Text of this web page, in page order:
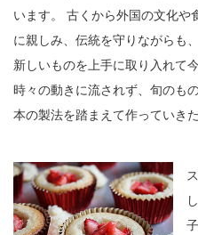
います。 古くから外国の文化や
に親しみ、伝統を守りながらも、
新しいものを上手に取り入れて
時々の動きに流されず、旬のも
本の製法を踏まえて作っていき